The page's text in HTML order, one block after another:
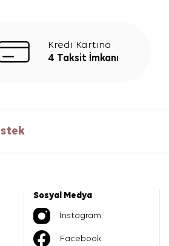
Kredi Kartına
4 Taksit İmkanı
Sosyal Medya
İnstagram
Facebook